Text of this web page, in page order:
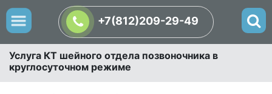
+7(812)209-29-49
Услуга КТ шейного отдела позвоночника в
круглосуточном режиме